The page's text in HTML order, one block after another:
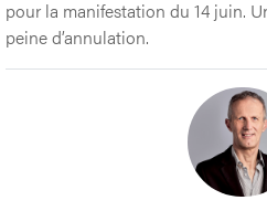
pour la manifestation du 14 juin.
peine d’annulation.